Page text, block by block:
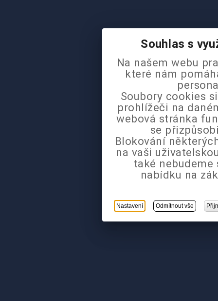
Souhlas s
Na našem webu
které nám
Soubory cookies
prohlížeči na
webová stránka
se
Blokování
na vaši
také
nabídku na
Nastavení Odmítnout vše